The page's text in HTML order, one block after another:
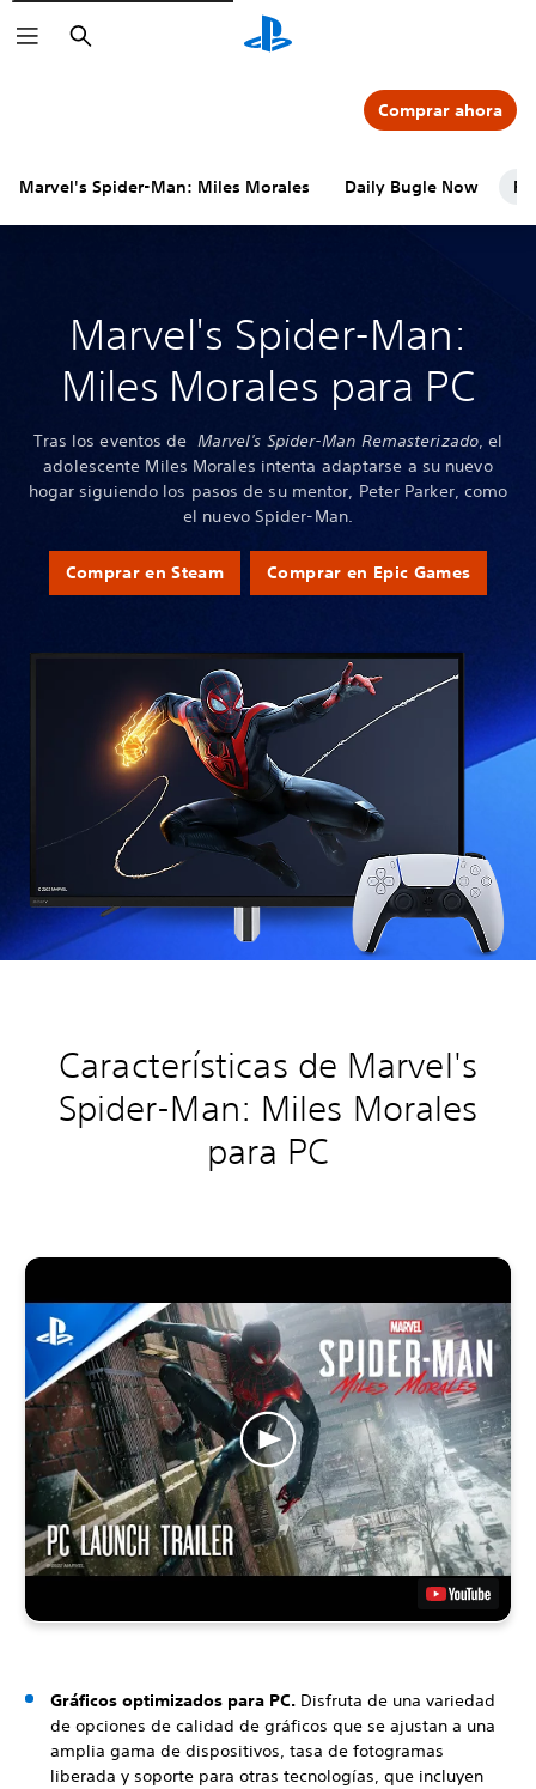
Buscar
Marvel's Spider-Man: Miles Morales Daily Bugle Now PC
Comprar ahora
Marvel's Spider-Man:
Miles Morales para PC
Tras los eventos de Marvel's Spider-Man Remasterizado, el
adolescente Miles Morales intenta adaptarse a su nuevo
hogar siguiendo los pasos de su mentor, Peter Parker, como
el nuevo Spider-Man.
Comprar en Steam Comprar en Epic Games
Características de Marvel's
Spider-Man: Miles Morales
para PC
Gráficos optimizados para PC. Disfruta de una variedad
de opciones de calidad de gráficos que se ajustan a una
amplia gama de dispositivos, tasa de fotogramas
liberada y soporte para otras tecnologías, que incluyen